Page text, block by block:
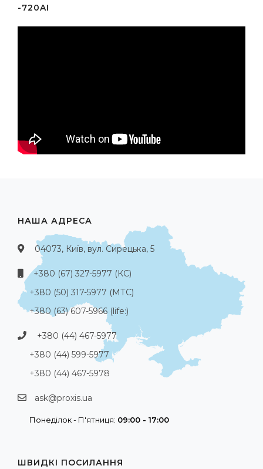
-720AI
НАША АДРЕСА
04073, Київ, вул. Сирецька, 5
+380 (67) 327-5977 (КС)
+380 (50) 317-5977 (МТС)
+380 (63) 607-5966 (life:)
+380 (44) 467-5977
+380 (44) 599-5977
+380 (44) 467-5978
ask@proxis.ua
Понеділок - П'ятниця: 09:00 - 17:00
ШВИДКІ ПОСИЛАННЯ